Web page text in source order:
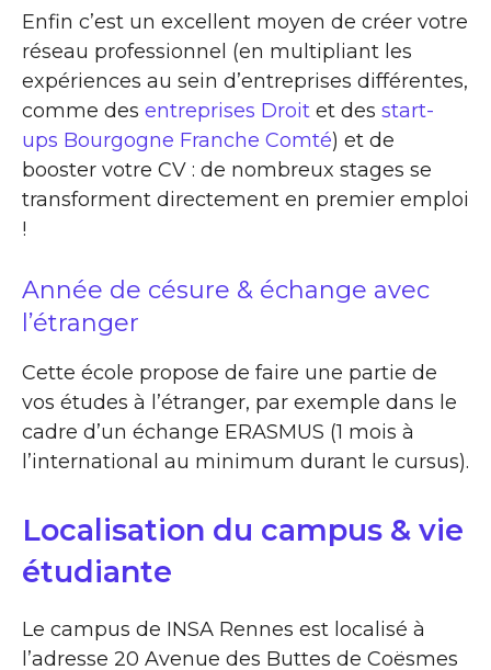
Enfin c’est un excellent moyen de créer votre
réseau professionnel (en multipliant les
expériences au sein d’entreprises différentes,
comme des entreprises Droit et des start-
ups Bourgogne Franche Comté) et de
booster votre CV : de nombreux stages se
transforment directement en premier emploi
!
Année de césure & échange avec
l’étranger
Cette école propose de faire une partie de
vos études à l’étranger, par exemple dans le
cadre d’un échange ERASMUS (1 mois à
l’international au minimum durant le cursus).
Localisation du campus & vie
étudiante
Le campus de INSA Rennes est localisé à
l’adresse 20 Avenue des Buttes de Coësmes